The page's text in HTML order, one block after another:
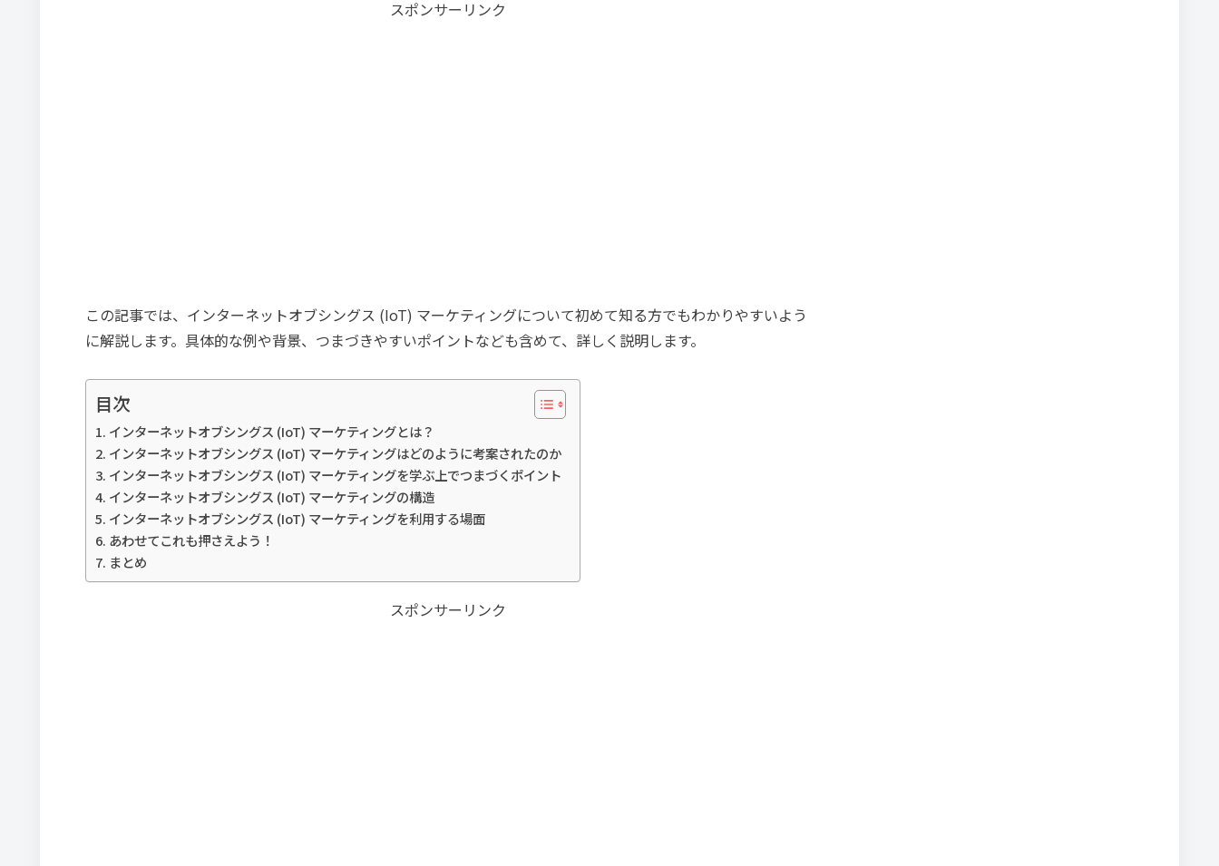
スポンサーリンク
この記事では、インターネットオブシングス (IoT) マーケティングについて初めて知る方でもわかりやすいよう
に解説します。具体的な例や背景、つまづきやすいポイントなども含めて、詳しく説明します。
目次
インターネットオブシングス (IoT) マーケティングとは？
インターネットオブシングス (IoT) マーケティングはどのように考案されたのか
インターネットオブシングス (IoT) マーケティングを学ぶ上でつまづくポイント
インターネットオブシングス (IoT) マーケティングの構造
インターネットオブシングス (IoT) マーケティングを利用する場面
あわせてこれも押さえよう！
まとめ
スポンサーリンク